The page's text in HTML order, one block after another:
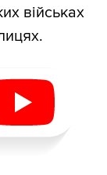
військах